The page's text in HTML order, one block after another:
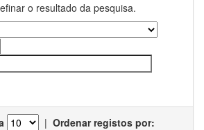
o resultado da pesquisa.
| Ordenar registos por: